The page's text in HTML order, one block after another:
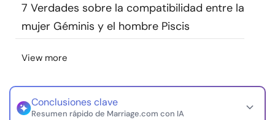
Sobre nosotros Contáctanos Escríbenos
Publicidad con
nosotros
7 Verdades sobre la compatibilidad entre la
mujer Géminis y el hombre Piscis
View more
Conclusiones clave
Resumen rápido de Marriage.com con IA